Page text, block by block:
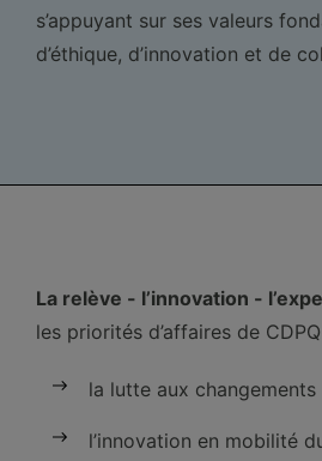
s’appuyant sur ses valeurs
d’éthique, d’innovation et de
La relève - l’innovation -
les priorités d’affaires de
la lutte aux
l’innovation en mobilité